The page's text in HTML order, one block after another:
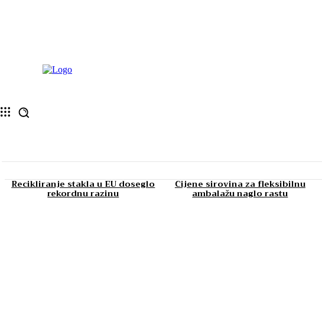
Recikliranje stakla u EU doseglo
rekordnu razinu
Cijene sirovina za fleksibilnu
ambalažu naglo rastu